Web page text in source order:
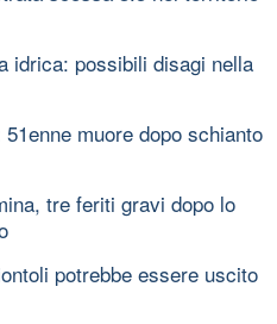
idrica: possibili disagi nella
muore dopo schianto
tre feriti gravi dopo lo
potrebbe essere uscito